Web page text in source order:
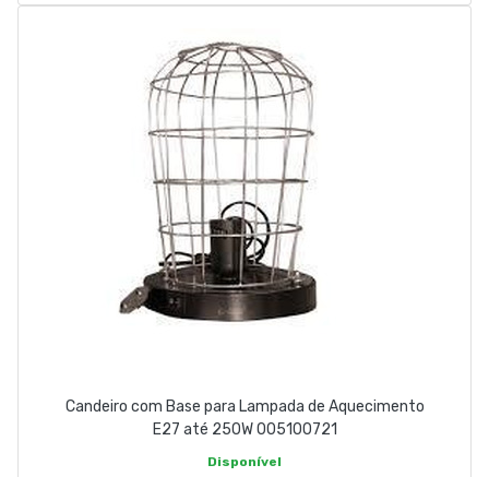
Candeiro com Base para Lampada de Aquecimento
E27 até 250W 005100721
Disponível